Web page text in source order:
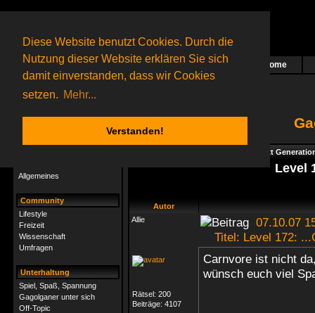
Diese Website benutzt Cookies. Durch die
Nutzung dieser Website erklären Sie sich
damit einverstanden, dass wir Cookies
setzen. Mehr...
Verstanden!
Das nächste Rätsel ist in Arbeit Home
71 Gagolganeronline(0 registrierte und 71 Gäste)
Gagolganer:
9732Rätsel online:
Allgemeines
Community
Lifestyle
Freizeit
Wissenschaft
Umfragen
Unterhaltung
Spiel, Spaß, Spannung
Gagolganer unter sich
Off-Topic
Gagolga - Next
Level
Autor
Allie
07.10.07
Titel: Level 172:
Rätsel: 200
Beiträge: 4107
Carnvore ist nicht
wünsch euch viel